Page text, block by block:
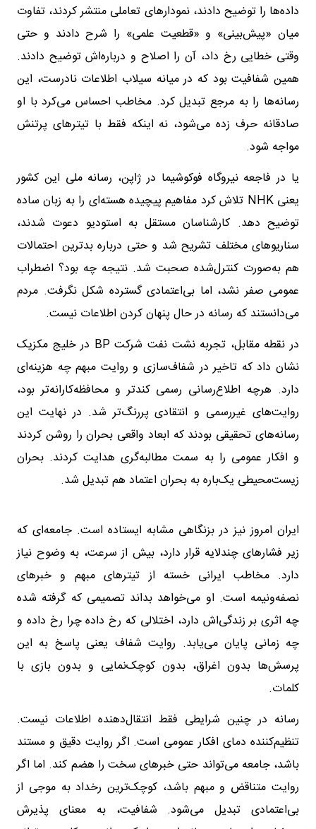
داده‌ها را توضیح دادند، نمودارهای تعاملی منتشر کردند، تفاوت
میان «پیش‌بینی» و «قطعیت علمی» را شرح دادند و حتی
وقتی خطایی رخ داد، آن را اصلاح و درباره‌اش توضیح دادند.
همین شفافیت بود که در میانه سیلاب اطلاعات نادرست، این
رسانه‌ها را به مرجع تبدیل کرد. مخاطب احساس می‌کرد با او
صادقانه حرف زده می‌شود، نه اینکه فقط با تیترهای پرتنش
مواجه شود.
یا در فاجعه نیروگاه فوکوشیما در ژاپن، رسانه ملی این کشور
یعنی NHK تلاش کرد مفاهیم پیچیده هسته‌ای را به زبان ساده
توضیح دهد. کارشناسان مستقل به استودیو دعوت شدند،
سناریوهای مختلف تشریح شد و حتی درباره بدترین احتمالات
هم به‌صورت کنترل‌شده صحبت شد. نتیجه چه بود؟ اضطراب
عمومی صفر نشد، اما بی‌اعتمادی گسترده شکل نگرفت. مردم
می‌دانستند که رسانه در حال پنهان کردن اطلاعات نیست.
در نقطه مقابل، تجربه نشت نفت شرکت BP در خلیج مکزیک
نشان داد که تاخیر در شفاف‌سازی و روایت مبهم چه هزینه‌ای
دارد. هرچه اطلاع‌رسانی رسمی کندتر و محافظه‌کارانه‌تر بود،
روایت‌های غیررسمی و انتقادی پررنگ‌تر شد. در نهایت این
رسانه‌های تحقیقی بودند که ابعاد واقعی بحران را روشن کردند
و افکار عمومی را به سمت مطالبه‌گری هدایت کردند. بحران
زیست‌محیطی یک‌باره به بحران اعتماد هم تبدیل شد.
ایران امروز نیز در بزنگاهی مشابه ایستاده است. جامعه‌ای که
زیر فشارهای چندلایه قرار دارد، بیش از سرعت، به وضوح نیاز
دارد. مخاطب ایرانی خسته از تیترهای مبهم و خبرهای
نصفه‌ونیمه است. او می‌خواهد بداند تصمیمی که گرفته شده
چه اثری بر زندگی‌اش دارد، اختلالی که رخ داده چرا رخ داده و
چه زمانی پایان می‌یابد. روایت شفاف یعنی پاسخ به این
پرسش‌ها بدون اغراق، بدون کوچک‌نمایی و بدون بازی با
کلمات.
رسانه در چنین شرایطی فقط انتقال‌دهنده اطلاعات نیست.
تنظیم‌کننده دمای افکار عمومی است. اگر روایت دقیق و مستند
باشد، جامعه می‌تواند حتی خبرهای سخت را هضم کند. اما اگر
روایت متناقض و مبهم باشد، کوچک‌ترین رخداد به موجی از
بی‌اعتمادی تبدیل می‌شود. شفافیت، به معنای پذیرش